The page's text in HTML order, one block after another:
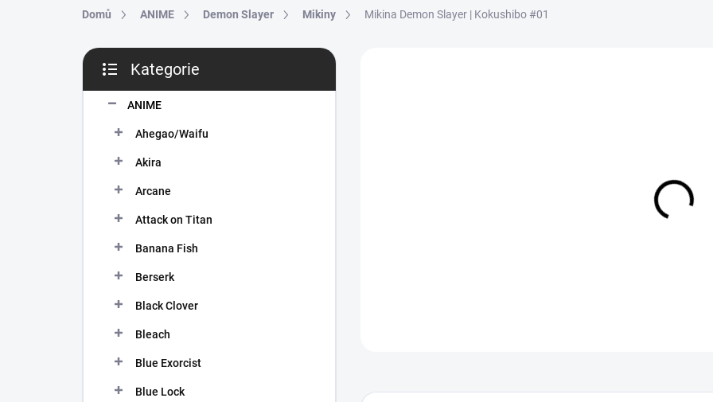
Domů ANIME Demon Slayer Mikiny Mikina Demon Slayer | Kokushibo #01
P
s
kategorie
Kategorie
ANIME
Ahegao/Waifu
Akira
Arcane
Attack on Titan
Banana Fish
Berserk
Black Clover
Bleach
Blue Exorcist
Blue Lock